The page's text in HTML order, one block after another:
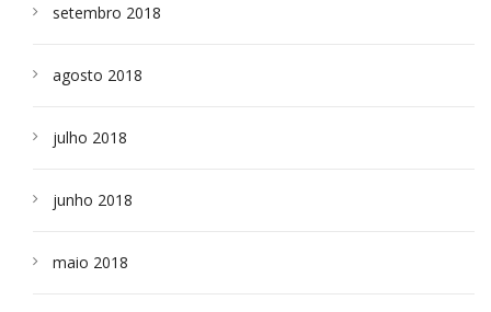
setembro 2018
agosto 2018
julho 2018
junho 2018
maio 2018